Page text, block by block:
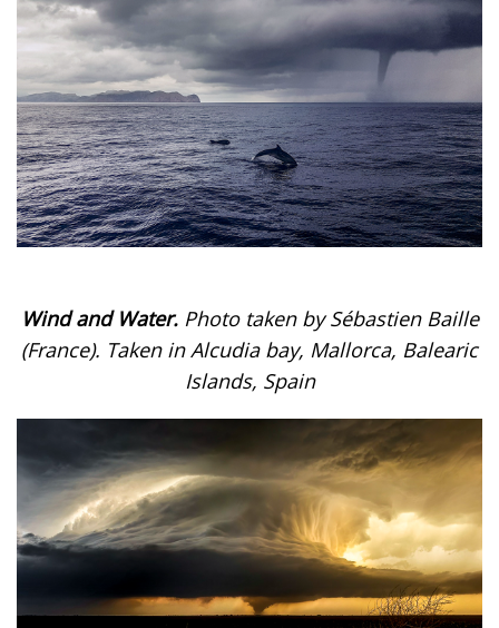
Wind and Water.Photo taken by Sébastien Baille
(France). Taken in Alcudia bay, Mallorca, Balearic
Islands, Spain